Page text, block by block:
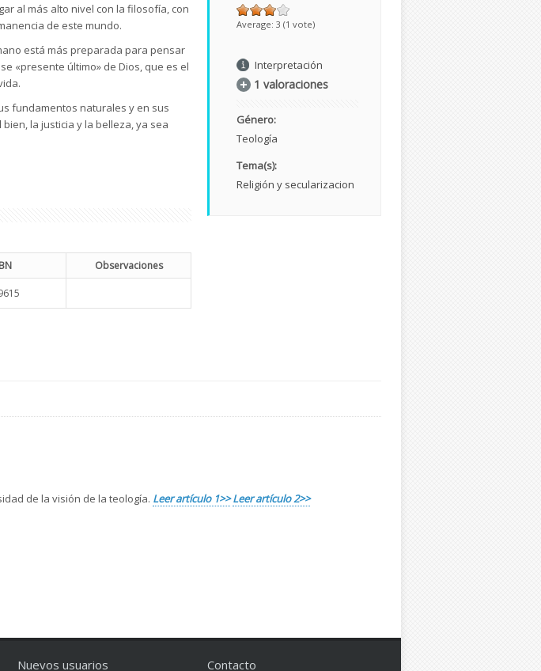
al más alto nivel con la filosofía, con
de este mundo.
está más preparada para pensar
«presente último» de Dios, que es el
fundamentos naturales y en sus
la justicia y la belleza, ya sea
Observaciones
Average: 3 (1 vote)
Interpretación
1 valoraciones
Género:
Teología
Tema(s):
Religión y secularizacion
de la visión de la teología. Leer artículo 1>> Leer artículo 2>>
Nuevos usuarios Contacto